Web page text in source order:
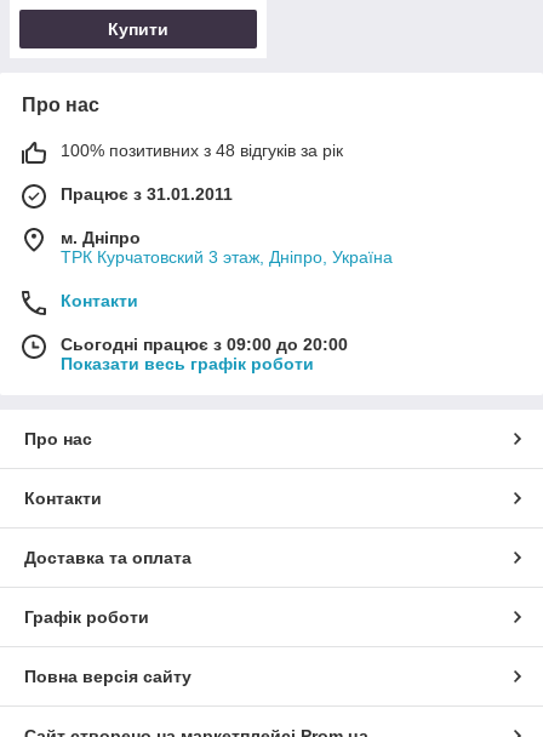
Купити
Про нас
100% позитивних з 48 відгуків за рік
Працює з 31.01.2011
м. Дніпро
ТРК Курчатовский 3 этаж, Дніпро, Україна
Контакти
Сьогодні працює з 09:00 до 20:00
Показати весь графік роботи
Про нас
Контакти
Доставка та оплата
Графік роботи
Повна версія сайту